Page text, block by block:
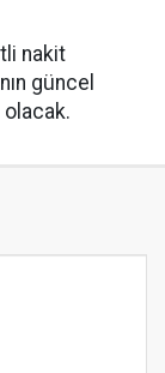
nakit
güncel